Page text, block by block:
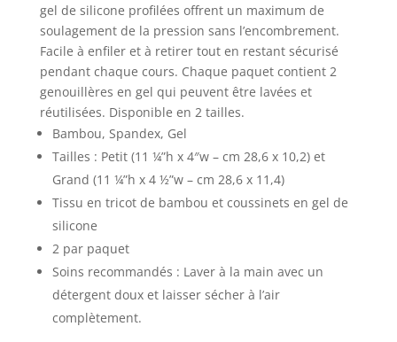
gel de silicone profilées offrent un maximum de
soulagement de la pression sans l’encombrement.
Facile à enfiler et à retirer tout en restant sécurisé
pendant chaque cours. Chaque paquet contient 2
genouillères en gel qui peuvent être lavées et
réutilisées. Disponible en 2 tailles.
Bambou, Spandex, Gel
Tailles : Petit (11 ¼”h x 4″w – cm 28,6 x 10,2) et
Grand (11 ¼”h x 4 ½”w – cm 28,6 x 11,4)
Tissu en tricot de bambou et coussinets en gel de
silicone
2 par paquet
Soins recommandés : Laver à la main avec un
détergent doux et laisser sécher à l’air
complètement.